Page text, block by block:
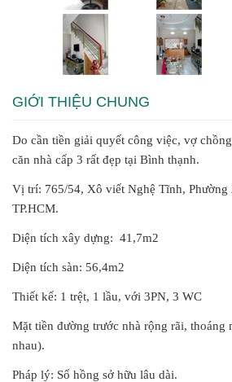
GIỚI THIỆU CHUNG
Do cần tiền giải quyết công việc, vợ
căn nhà cấp 3 rất đẹp tại Bình thạnh.
Vị trí: 765/54, Xô viết Nghệ Tĩnh, Phường
TP.HCM.
Diện tích xây dựng: 41,7m2
Diện tích sàn: 56,4m2
Thiết kế: 1 trệt, 1 lầu, với 3PN, 3 WC
Mặt tiền đường trước nhà rộng rãi, thoáng
nhau).
Pháp lý: Sổ hồng sở hữu lâu dài.